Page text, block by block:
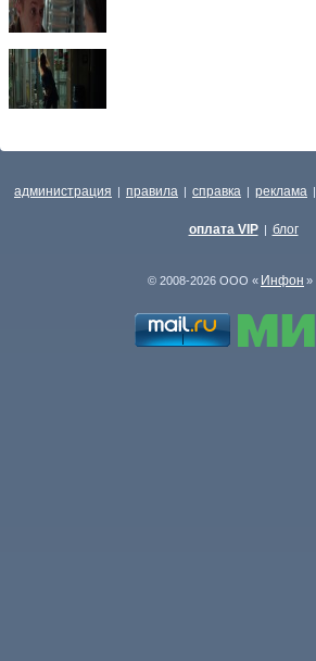
администрация | правила | справка | реклама |
оплата VIP | блог
© 2008-2026 ООО « Инфон »